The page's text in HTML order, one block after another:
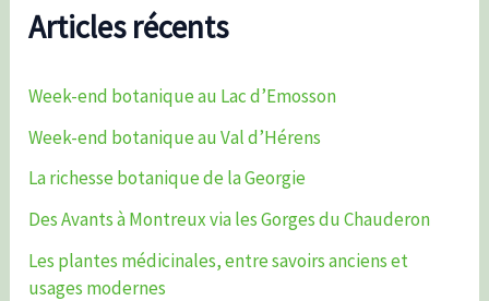
Articles récents
Week-end botanique au Lac d’Emosson
Week-end botanique au Val d’Hérens
La richesse botanique de la Georgie
Des Avants à Montreux via les Gorges du Chauderon
Les plantes médicinales, entre savoirs anciens et
usages modernes